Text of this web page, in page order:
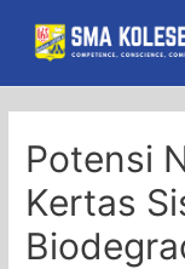
content
Potensi
Kertas